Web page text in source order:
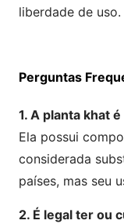
liberdade de uso.
Perguntas
1. A planta khat
Ela possui
considerada
países, mas seu
2. É legal ter ou